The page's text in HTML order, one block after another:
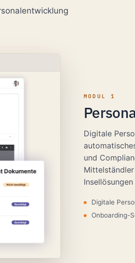
MODUL 1
Digitale
und
Digitale
Onboarding-